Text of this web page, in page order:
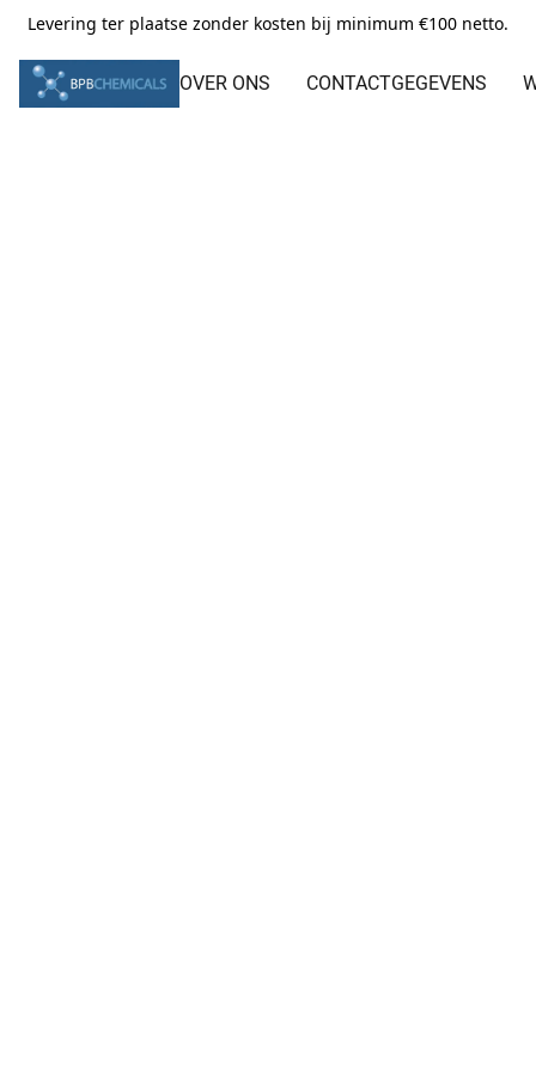
Levering ter plaatse zonder kosten bij minimum €100 netto.
OVER ONS CONTACTGEGEVENS